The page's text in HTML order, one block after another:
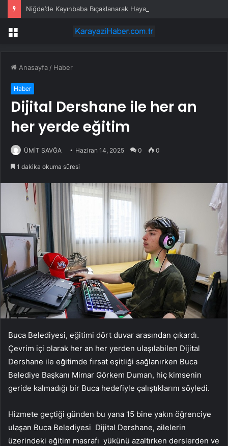
Niğde’de Kayınbaba Bıçaklanarak Hayatını Kaybetti
Menü
Anasayfa / Haber
Haber
Dijital Dershane ile her an
her yerde eğitim
ÜMİT SAVĞA Haziran 14, 2025 0 0
1 dakika okuma süresi
Buca Belediyesi, eğitimi dört duvar arasından çıkardı.
Çevrim içi olarak her an her yerden ulaşılabilen Dijital
Dershane ile eğitimde fırsat eşitliği sağlanırken Buca
Belediye Başkanı Mimar Görkem Duman, hiç kimsenin
geride kalmadığı bir Buca hedefiyle çalıştıklarını söyledi.
Hizmete geçtiği günden bu yana 15 bine yakın öğrenciye
ulaşan Buca Belediyesi Dijital Dershane, ailelerin
üzerindeki eğitim masrafı yükünü azaltırken derslerden ve